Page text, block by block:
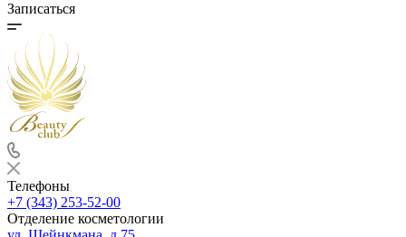
Записаться
Телефоны
+7 (343) 253-52-00
Отделение косметологии